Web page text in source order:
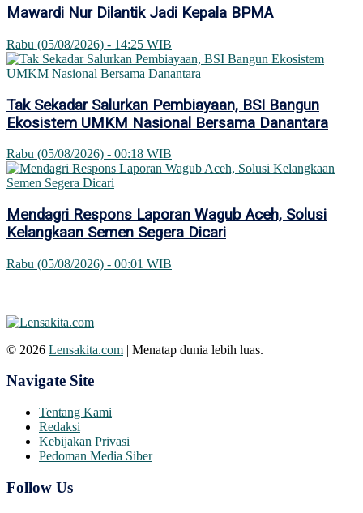
Mawardi Nur Dilantik Jadi Kepala BPMA
Rabu (05/08/2026) - 14:25 WIB
Tak Sekadar Salurkan Pembiayaan, BSI Bangun
Ekosistem UMKM Nasional Bersama Danantara
Rabu (05/08/2026) - 00:18 WIB
Mendagri Respons Laporan Wagub Aceh, Solusi
Kelangkaan Semen Segera Dicari
Rabu (05/08/2026) - 00:01 WIB
© 2026 Lensakita.com | Menatap dunia lebih luas.
Navigate Site
Tentang Kami
Redaksi
Kebijakan Privasi
Pedoman Media Siber
Follow Us